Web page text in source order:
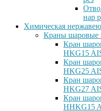
нар
Химическая
Краны шаровые
Кран
HKG15
Кран
HKG25
Кран
HKG27
Кран
HHKG15